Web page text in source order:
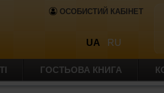
ОСОБИСТИЙ КАБІНЕТ
UA RU
ГОСТЬОВА КНИГА